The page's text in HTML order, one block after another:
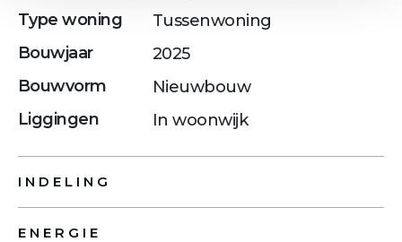
Type woning
Tussenwoning
Bouwjaar
2025
Bouwvorm
Nieuwbouw
Liggingen
In woonwijk
INDELING
ENERGIE